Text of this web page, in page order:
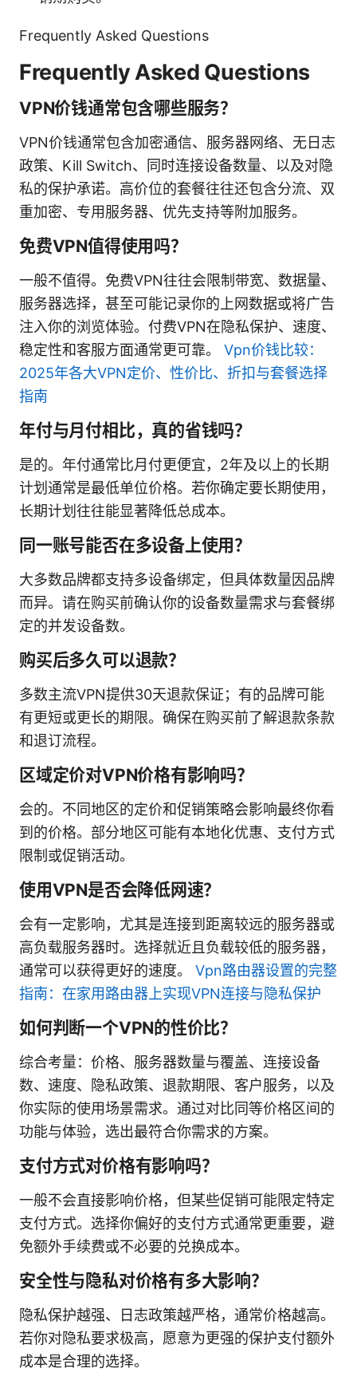
Frequently Asked Questions
Frequently Asked Questions
VPN价钱通常包含哪些服务？
VPN价钱通常包含加密通信、服务器网络、无日志
政策、Kill Switch、同时连接设备数量、以及对隐
私的保护承诺。高价位的套餐往往还包含分流、双
重加密、专用服务器、优先支持等附加服务。
免费VPN值得使用吗？
一般不值得。免费VPN往往会限制带宽、数据量、
服务器选择，甚至可能记录你的上网数据或将广告
注入你的浏览体验。付费VPN在隐私保护、速度、
稳定性和客服方面通常更可靠。 Vpn价钱比较：
2025年各大VPN定价、性价比、折扣与套餐选择
指南
年付与月付相比，真的省钱吗？
是的。年付通常比月付更便宜，2年及以上的长期
计划通常是最低单位价格。若你确定要长期使用，
长期计划往往能显著降低总成本。
同一账号能否在多设备上使用？
大多数品牌都支持多设备绑定，但具体数量因品牌
而异。请在购买前确认你的设备数量需求与套餐绑
定的并发设备数。
购买后多久可以退款？
多数主流VPN提供30天退款保证；有的品牌可能
有更短或更长的期限。确保在购买前了解退款条款
和退订流程。
区域定价对VPN价格有影响吗？
会的。不同地区的定价和促销策略会影响最终你看
到的价格。部分地区可能有本地化优惠、支付方式
限制或促销活动。
使用VPN是否会降低网速？
会有一定影响，尤其是连接到距离较远的服务器或
高负载服务器时。选择就近且负载较低的服务器，
通常可以获得更好的速度。 Vpn路由器设置的完整
指南：在家用路由器上实现VPN连接与隐私保护
如何判断一个VPN的性价比？
综合考量：价格、服务器数量与覆盖、连接设备
数、速度、隐私政策、退款期限、客户服务，以及
你实际的使用场景需求。通过对比同等价格区间的
功能与体验，选出最符合你需求的方案。
支付方式对价格有影响吗？
一般不会直接影响价格，但某些促销可能限定特定
支付方式。选择你偏好的支付方式通常更重要，避
免额外手续费或不必要的兑换成本。
安全性与隐私对价格有多大影响？
隐私保护越强、日志政策越严格，通常价格越高。
若你对隐私要求极高，愿意为更强的保护支付额外
成本是合理的选择。